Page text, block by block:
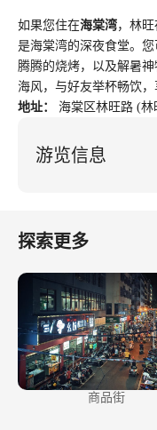
如果您住在海棠湾，林
是海棠湾的深夜食堂。
腾腾的烧烤，以及解暑
海风，与好友举杯畅饮，
地址：
海棠区林旺路 (林
游览信息
探索更多
商品街